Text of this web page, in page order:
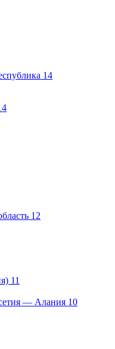
14
12
11
— Алания 10